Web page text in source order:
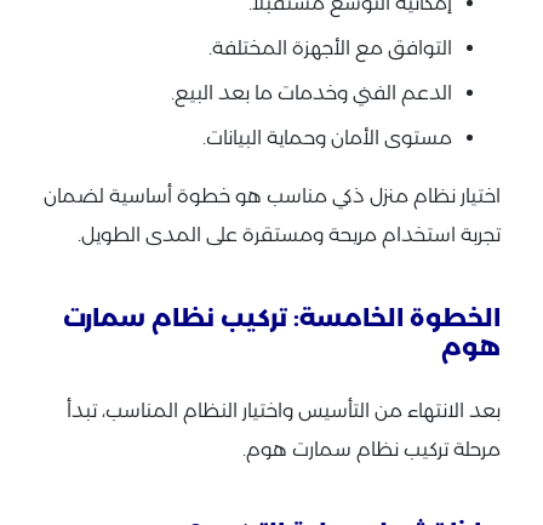
التوافق مع الأجهزة المختلفة.
الدعم الفني وخدمات ما بعد البيع.
مستوى الأمان وحماية البيانات.
اختيار نظام منزل ذكي مناسب هو خطوة أساسية لضمان
تجربة استخدام مريحة ومستقرة على المدى الطويل.
الخطوة الخامسة: تركيب نظام سمارت
هوم
بعد الانتهاء من التأسيس واختيار النظام المناسب، تبدأ
مرحلة تركيب نظام سمارت هوم.